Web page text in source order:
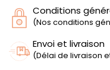
Conditions
(Nos conditions
Envoi et livraison
(Délai de livraison